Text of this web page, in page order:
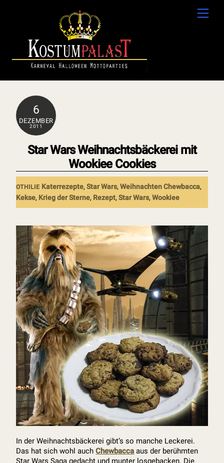
6
DEZEMBER
2011
Star Wars Weihnachtsbäckerei mit
Wookiee Cookies
OTHILIE Katerrezepte, Star Wars, Weihnachten Chewbacca,
Kekse, Krieg der Sterne, Rezept,Star Wars,Wookiee
In der Weihnachtsbäckerei gibt’s so manche Leckerei.
Das hat sich wohl auchChewbacca aus der berühmten
Star Wars Saga gedacht und munter losgebacken. Die